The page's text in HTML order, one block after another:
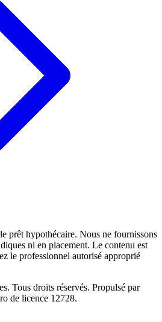
prêt hypothécaire. Nous ne fournissons
ni en placement. Le contenu est
le professionnel autorisé approprié
Tous droits réservés. Propulsé par
de licence 12728.